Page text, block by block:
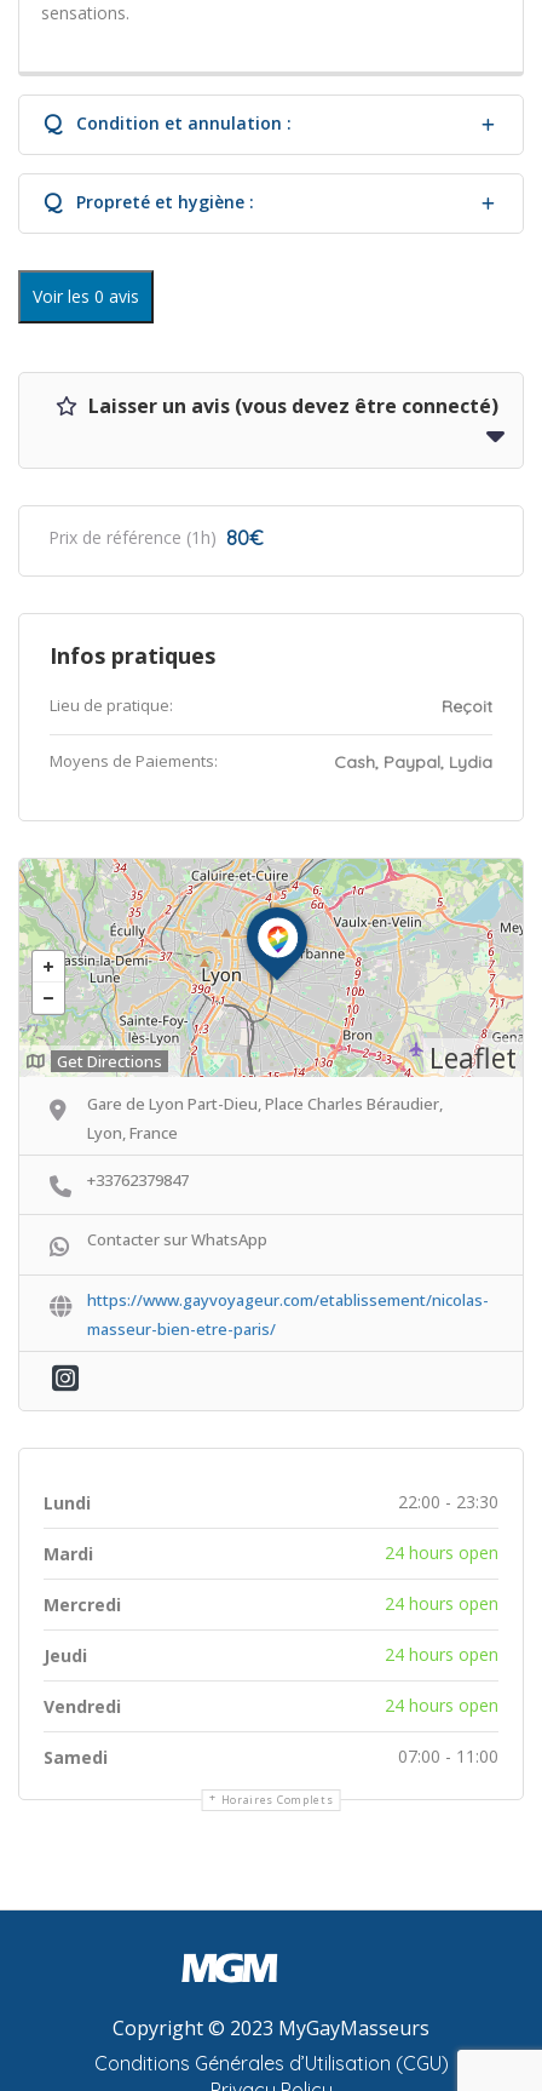
sensations.
Q Condition et annulation :
Q Propreté et hygiène :
Voir les 0 avis
Laisser un avis (vous devez être connecté)
Prix de référence (1h) 80€
Infos pratiques
Lieu de pratique: Reçoit
Moyens de Paiements: Cash, Paypal, Lydia
Leaflet
Get Directions
Gare de Lyon Part-Dieu, Place Charles Béraudier,
Lyon, France
+33762379847
Contacter sur WhatsApp
https://www.gayvoyageur.com/etablissement/nicolas-
masseur-bien-etre-paris/
Horaires Complets
Lundi 22:00 - 23:30
Mardi 24 hours open
Mercredi 24 hours open
Jeudi 24 hours open
Vendredi 24 hours open
Samedi 07:00 - 11:00
Copyright © 2023 MyGayMasseurs
Conditions Générales d’Utilisation (CGU)